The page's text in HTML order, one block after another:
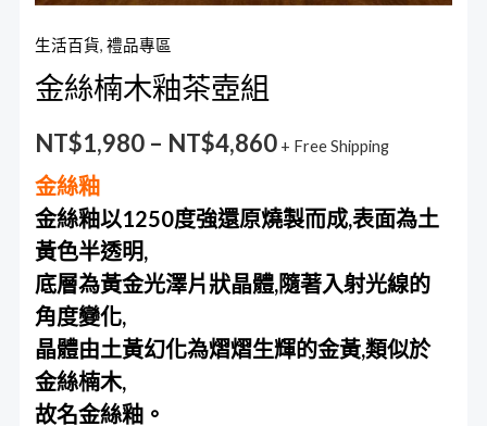
生活百貨,禮品專區
金絲楠木釉茶壺組
NT$1,980 – NT$4,860 + Free Shipping
金絲釉
金絲釉以1250度強還原燒製而成,表面為土
黃色半透明,
底層為黃金光澤片狀晶體,隨著入射光線的
角度變化,
晶體由土黃幻化為熠熠生輝的金黃,類似於
金絲楠木,
故名金絲釉。